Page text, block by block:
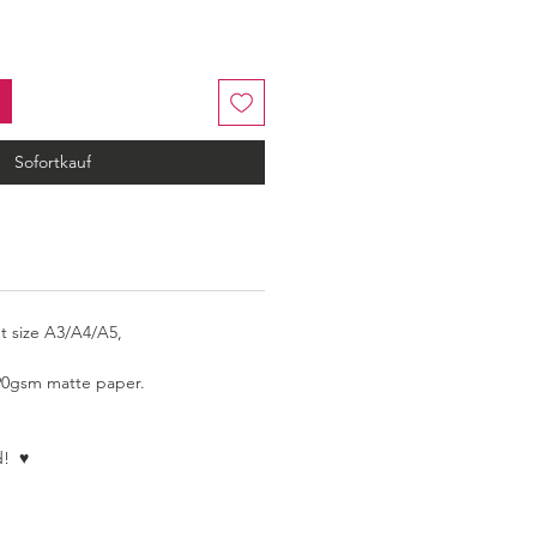
Sofortkauf
size A3/A4/A5,
matte paper.
♥